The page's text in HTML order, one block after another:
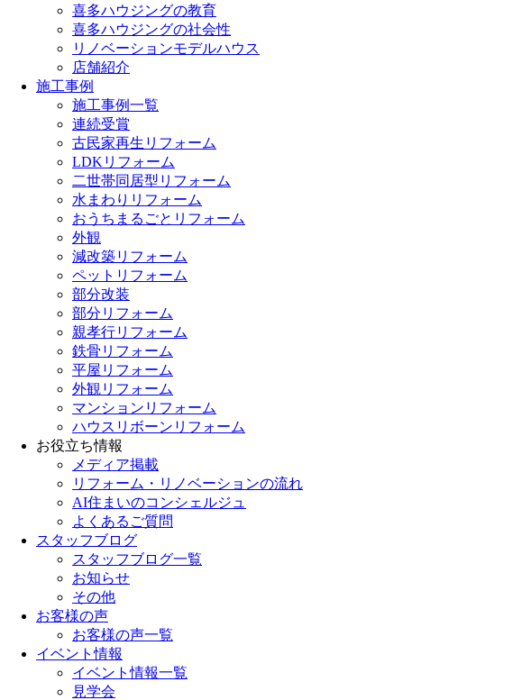
喜多ハウジングの教育
喜多ハウジングの社会性
リノベーションモデルハウス
店舗紹介
施工事例
施工事例一覧
連続受賞
古民家再生リフォーム
LDKリフォーム
二世帯同居型リフォーム
水まわりリフォーム
おうちまるごとリフォーム
外観
減改築リフォーム
ペットリフォーム
部分改装
部分リフォーム
親孝行リフォーム
鉄骨リフォーム
平屋リフォーム
外観リフォーム
マンションリフォーム
ハウスリボーンリフォーム
お役立ち情報
メディア掲載
リフォーム・リノベーションの流れ
AI住まいのコンシェルジュ
よくあるご質問
スタッフブログ
スタッフブログ一覧
お知らせ
その他
お客様の声
お客様の声一覧
イベント情報
イベント情報一覧
見学会